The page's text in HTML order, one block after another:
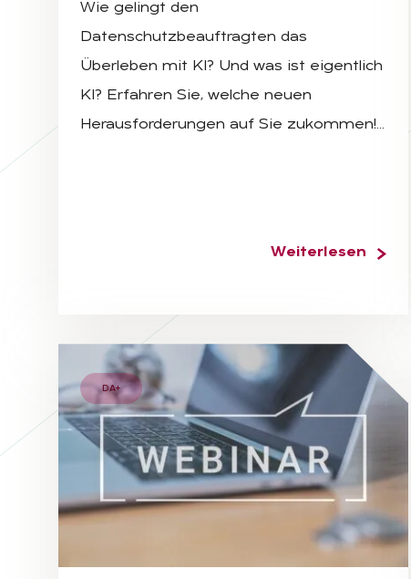
Wie gelingt den
Datenschutzbeauftragten das
Überleben mit KI? Und was ist eigentlich
KI? Erfahren Sie, welche neuen
Herausforderungen auf Sie zukommen!…
Weiterlesen
DA+